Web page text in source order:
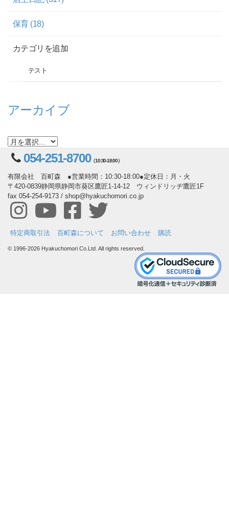
保育 (18)
カテゴリを追加
テスト
アーカイブ
054-251-8700（10:30-18:00）
有限会社 百町森 ●営業時間：10:30-18:00●定休日：月・火
〒420-0839静岡県静岡市葵区鷹匠1-14-12 ウィンドリッヂ鷹匠1F
fax 054-254-9173 / shop@hyakuchomori.co.jp
特定商取引法 百町森について お問い合わせ 購読
© 1996-2026 Hyakuchomori Co.Ltd. All rights reserved.